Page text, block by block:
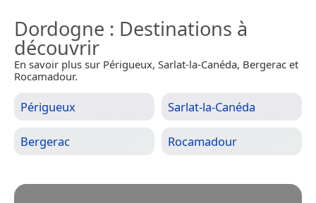
Dordogne : Destinations à
découvrir
En savoir plus sur Périgueux, Sarlat-la-Canéda, Bergerac et
Rocamadour.
Périgueux Sarlat-la-Canéda
Bergerac Rocamadour